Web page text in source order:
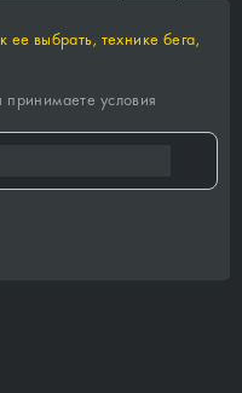
ее выбрать, технике бега,
принимаете условия